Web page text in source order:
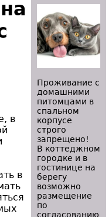
в
в
Проживание с
домашними
питомцами в
спальном
корпусе
строго
запрещено!
В коттеджном
городке и в
гостинице на
берегу
возможно
размещение
по
согласованию